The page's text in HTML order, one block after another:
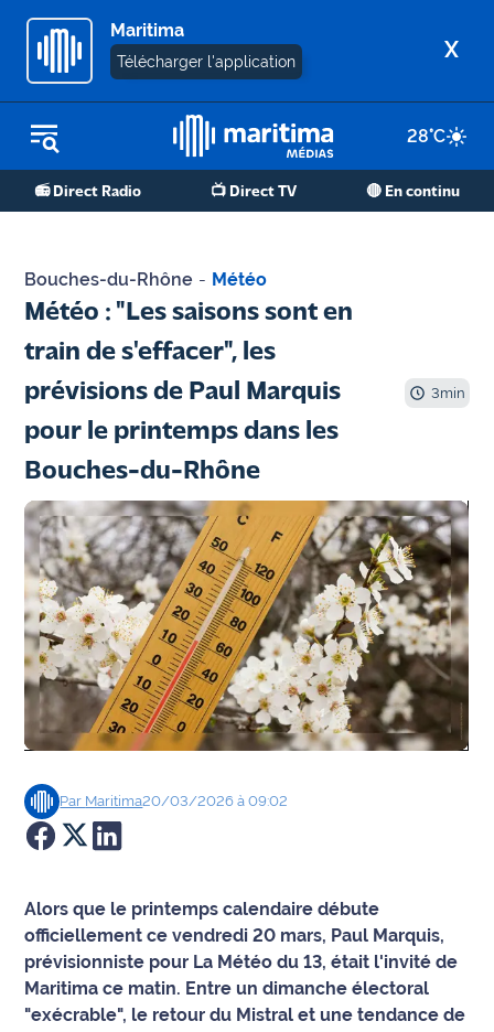
Maritima
Télécharger l'application X
28°C
📻 Direct Radio 📺 Direct TV 🔴 En continu
REPLAY RADIO
REPLAY TV
Martigues
de Berre
Marseille
- Aix
OM
Agenda
Faits
divers
Sports
Société
Économie
Emploi
Environnement
Info
Bouches-du-Rhône - Météo
Météo : "Les saisons sont en
train de s'effacer", les
prévisions de Paul Marquis
pour le printemps dans les
Bouches-du-Rhône
3min
Par Maritima20/03/2026 à 09:02
Alors que le printemps calendaire débute
officiellement ce vendredi 20 mars, Paul Marquis,
prévisionniste pour La Météo du 13, était l'invité de
Maritima ce matin. Entre un dimanche électoral
"exécrable", le retour du Mistral et une tendance de